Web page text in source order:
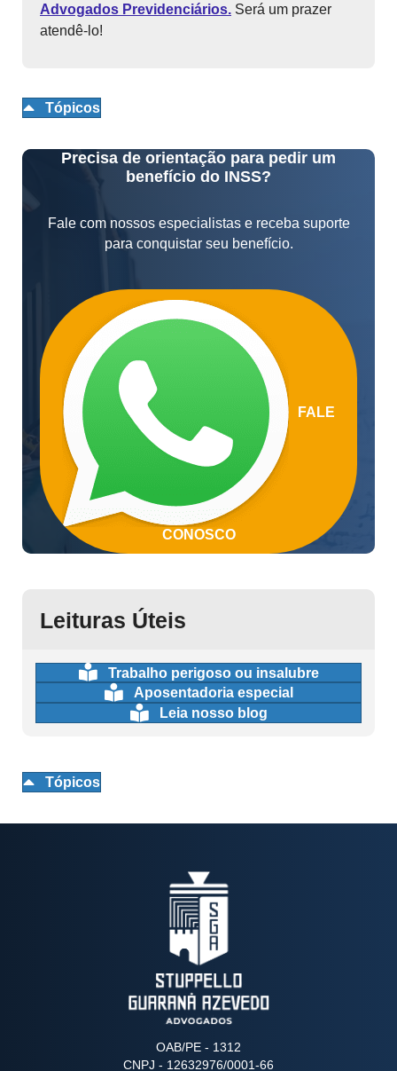
Advogados Previdenciários. Será um prazer
atendê-lo!
Tópicos
Precisa de orientação para pedir um
benefício do INSS?
Fale com nossos especialistas e receba suporte
para conquistar seu benefício.
FALE
CONOSCO
Leituras Úteis
Trabalho perigoso ou insalubre
Aposentadoria especial
Leia nosso blog
Tópicos
OAB/PE - 1312
CNPJ - 12632976/0001-66